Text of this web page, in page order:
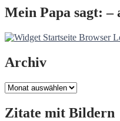
Mein Papa sagt: –
Archiv
Archiv
Zitate mit Bildern